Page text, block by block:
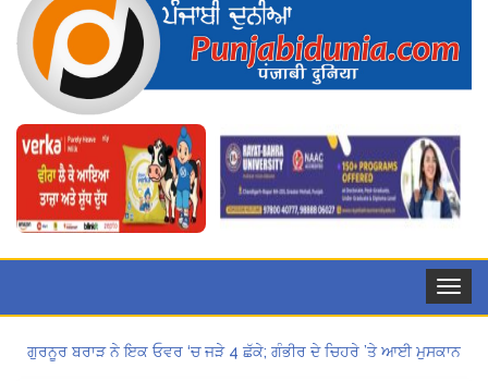
Toggle
ਗੁਰਨੂਰ ਬਰਾੜ ਨੇ ਇਕ ਓਵਰ ‘ਚ ਜੜੇ 4 ਛੱਕੇ; ਗੰਭੀਰ ਦੇ ਚਿਹਰੇ ’ਤੇ ਆਈ ਮੁਸਕਾਨ